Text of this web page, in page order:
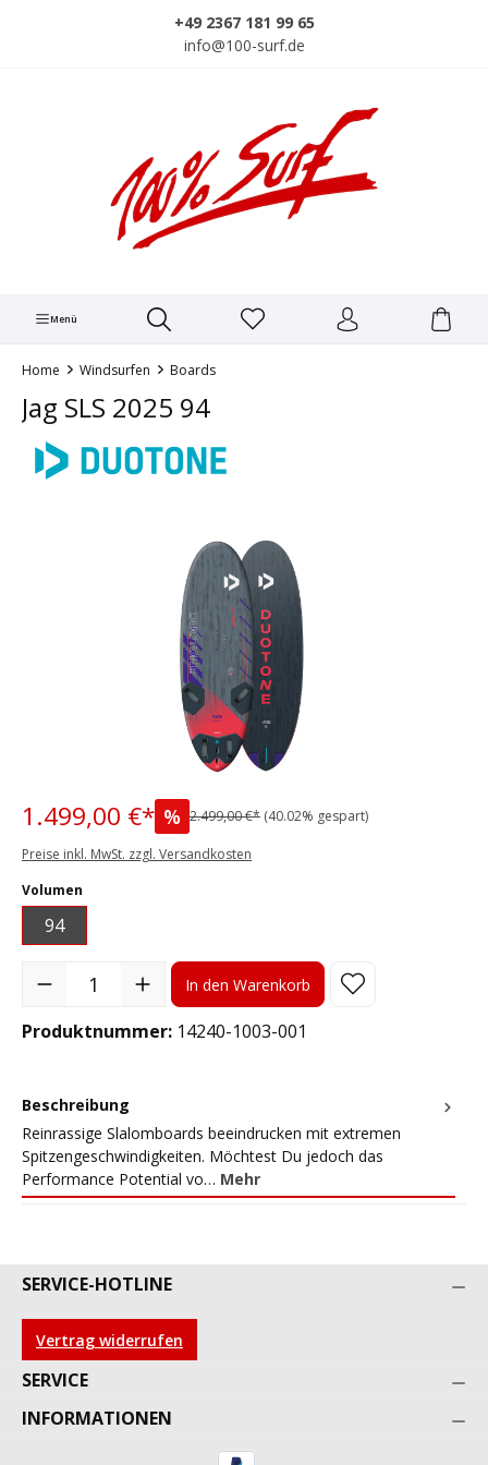
+49 2367 181 99 65
info@100-surf.de
Menü
Home Windsurfen Boards
Jag SLS 2025 94
Bildergalerie überspringen
1.499,00 €* % 2.499,00 €* (40.02% gespart)
Preise inkl. MwSt. zzgl. Versandkosten
Volumen
94
Produkt Anzahl: Gib den gewünschten Wert ein oder benutze
In den Warenkorb
Produktnummer: 14240-1003-001
Beschreibung
Reinrassige Slalomboards beeindrucken mit extremen
Spitzengeschwindigkeiten. Möchtest Du jedoch das
Performance Potential vo… Mehr
SERVICE-HOTLINE
Vertrag widerrufen
SERVICE
INFORMATIONEN